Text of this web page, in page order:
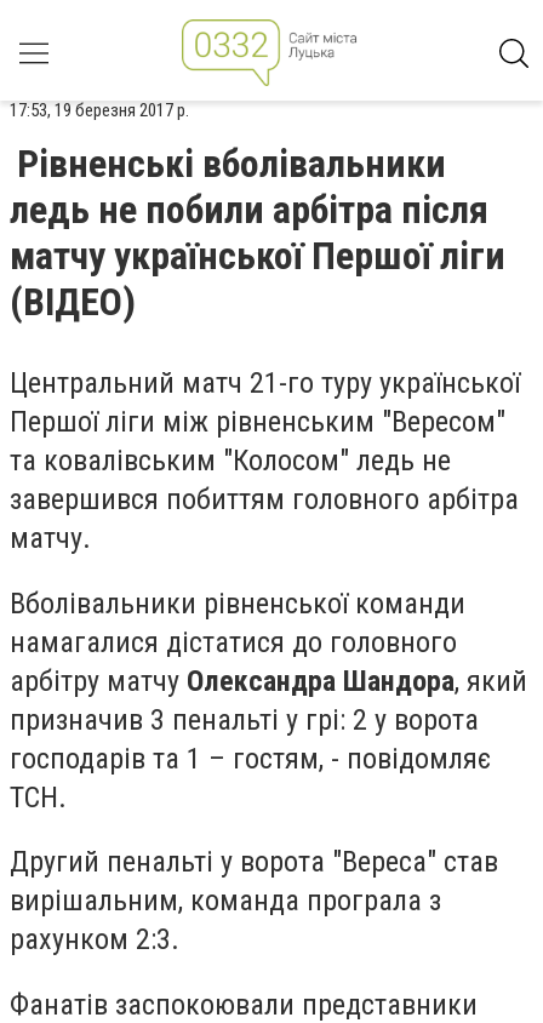
17:53, 19 березня 2017 р.
Рівненські вболівальники
ледь не побили арбітра після
матчу української Першої ліги
(ВІДЕО)
Центральний матч 21-го туру української
Першої ліги між рівненським "Вересом"
та ковалівським "Колосом" ледь не
завершився побиттям головного арбітра
матчу.
Вболівальники рівненської команди
намагалися дістатися до головного
арбітру матчу Олександра Шандора, який
призначив 3 пенальті у грі: 2 у ворота
господарів та 1 – гостям, - повідомляє
ТСН.
Другий пенальті у ворота "Вереса" став
вирішальним, команда програла з
рахунком 2:3.
Фанатів заспокоювали представники